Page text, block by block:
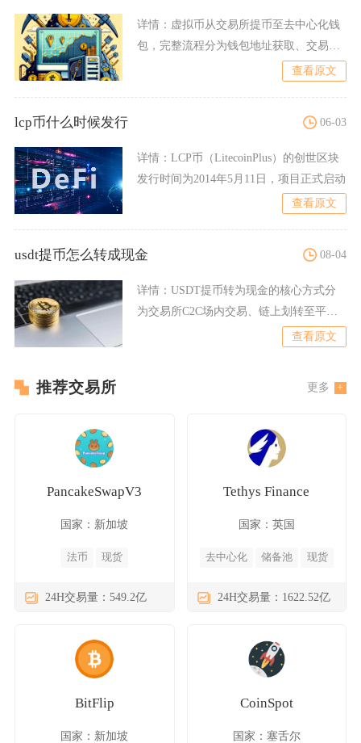
详情： 虚拟币从交易所提币至去中心化钱
包，完整流程分为钱包地址获取、交易所
查看原文
lcp币什么时候发行 06-03
详情： LCP币（LitecoinPlus）的创世区块
发行时间为2014年5月11日，项目正式启动
查看原文
usdt提币怎么转成现金 08-04
详情： USDT提币转为现金的核心方式分
为交易所C2C场内交易、链上划转至平台
查看原文
推荐交易所 更多
PancakeSwapV3
国家：新加坡
法币 现货
24H交易量：549.2亿
Tethys Finance
国家：英国
去中心化 储备池 现货
24H交易量：1622.52亿
BitFlip
国家：新加坡
CoinSpot
国家：塞舌尔